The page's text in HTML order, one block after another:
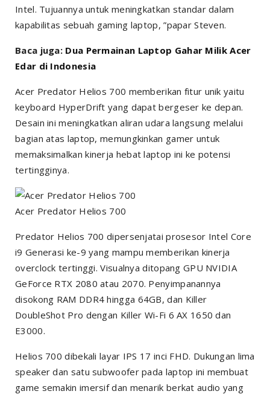
Intel. Tujuannya untuk meningkatkan standar dalam
kapabilitas sebuah gaming laptop, ”papar Steven.
Baca juga: Dua Permainan Laptop Gahar Milik Acer
Edar di Indonesia
Acer Predator Helios 700 memberikan fitur unik yaitu
keyboard HyperDrift yang dapat bergeser ke depan.
Desain ini meningkatkan aliran udara langsung melalui
bagian atas laptop, memungkinkan gamer untuk
memaksimalkan kinerja hebat laptop ini ke potensi
tertingginya.
Acer Predator Helios 700
Predator Helios 700 dipersenjatai prosesor Intel Core
i9 Generasi ke-9 yang mampu memberikan kinerja
overclock tertinggi. Visualnya ditopang GPU NVIDIA
GeForce RTX 2080 atau 2070. Penyimpanannya
disokong RAM DDR4 hingga 64GB, dan Killer
DoubleShot Pro dengan Killer Wi-Fi 6 AX 1650 dan
E3000.
Helios 700 dibekali layar IPS 17 inci FHD. Dukungan lima
speaker dan satu subwoofer pada laptop ini membuat
game semakin imersif dan menarik berkat audio yang